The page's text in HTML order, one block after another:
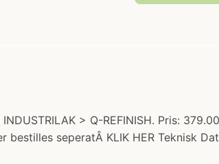
> Q-REFINISH. Pris:
seperatÂ KLIK HER Teknisk